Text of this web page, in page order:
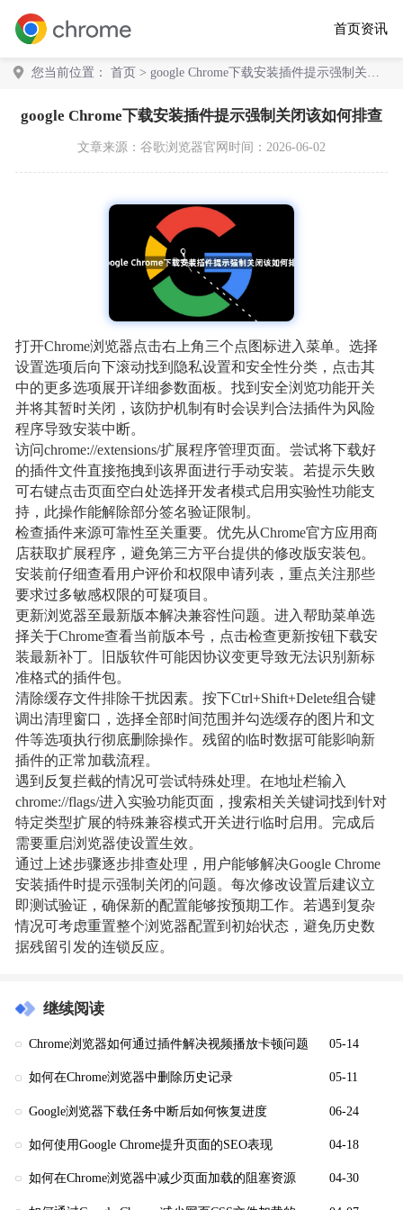
首页资讯
您当前位置： 首页 > google Chrome下载安装插件提示强制关闭
google Chrome下载安装插件提示强制关闭该如何排查
文章来源： 谷歌浏览器官网 时间：2026-06-02
打开Chrome浏览器点击右上角三个点图标进入菜单。选择
设置选项后向下滚动找到隐私设置和安全性分类，点击其
中的更多选项展开详细参数面板。找到安全浏览功能开关
并将其暂时关闭，该防护机制有时会误判合法插件为风险
程序导致安装中断。
访问chrome://extensions/扩展程序管理页面。尝试将下载好
的插件文件直接拖拽到该界面进行手动安装。若提示失败
可右键点击页面空白处选择开发者模式启用实验性功能支
持，此操作能解除部分签名验证限制。
检查插件来源可靠性至关重要。优先从Chrome官方应用商
店获取扩展程序，避免第三方平台提供的修改版安装包。
安装前仔细查看用户评价和权限申请列表，重点关注那些
要求过多敏感权限的可疑项目。
更新浏览器至最新版本解决兼容性问题。进入帮助菜单选
择关于Chrome查看当前版本号，点击检查更新按钮下载安
装最新补丁。旧版软件可能因协议变更导致无法识别新标
准格式的插件包。
清除缓存文件排除干扰因素。按下Ctrl+Shift+Delete组合键
调出清理窗口，选择全部时间范围并勾选缓存的图片和文
件等选项执行彻底删除操作。残留的临时数据可能影响新
插件的正常加载流程。
遇到反复拦截的情况可尝试特殊处理。在地址栏输入
chrome://flags/进入实验功能页面，搜索相关关键词找到针对
特定类型扩展的特殊兼容模式开关进行临时启用。完成后
需要重启浏览器使设置生效。
通过上述步骤逐步排查处理，用户能够解决Google Chrome
安装插件时提示强制关闭的问题。每次修改设置后建议立
即测试验证，确保新的配置能够按预期工作。若遇到复杂
情况可考虑重置整个浏览器配置到初始状态，避免历史数
据残留引发的连锁反应。
继续阅读
Chrome浏览器如何通过插件解决视频播放卡顿问题 05-14
如何在Chrome浏览器中删除历史记录 05-11
Google浏览器下载任务中断后如何恢复进度 06-24
如何使用Google Chrome提升页面的SEO表现 04-18
如何在Chrome浏览器中减少页面加载的阻塞资源 04-30